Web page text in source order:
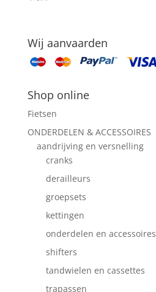
Wij aanvaarden
Shop online
Fietsen
ONDERDELEN & ACCESSOIRES
aandrijving en versnelling
cranks
derailleurs
groepsets
kettingen
onderdelen en accessoires
shifters
tandwielen en cassettes
trapassen